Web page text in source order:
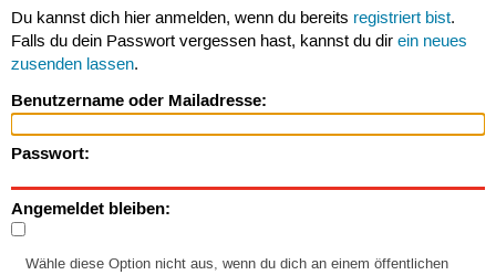
Du kannst dich hier anmelden, wenn du bereits registriert bist.
Falls du dein Passwort vergessen hast, kannst du dir ein neues
zusenden lassen.
Benutzername oder Mailadresse:
Passwort:
Angemeldet bleiben:
Wähle diese Option nicht aus, wenn du dich an einem öffentlichen